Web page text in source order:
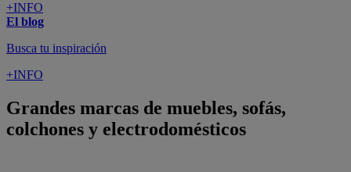
+INFO
El blog
Busca tu inspiración
+INFO
Grandes marcas de muebles, sofás,
colchones y electrodomésticos